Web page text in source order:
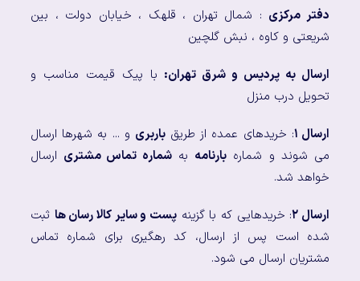
دفتر مرکزی : شمال تهران ، قلهک ، خیابان دولت ، بین
شریعتی و کاوه ، نبش گلچین
ارسال به پردیس و شرق تهران: با پیک قیمت مناسب و
تحویل درب منزل
ارسال ۱ : خریدهای عمده از طریقباربری و ... به شهرها ارسال
می شوند و شماره بارنامه بهشماره تماس مشتری ارسال
خواهد شد.
ارسال ۲ : خریدهایی که با گزینه پست و سایر کالا رسان ها ثبت
شده است پس از ارسال، کد رهگیری برای شماره تماس
مشتریان ارسال می شود.